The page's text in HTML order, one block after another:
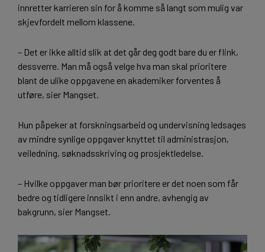
innretter karrieren sin for å komme så langt som mulig var
skjevfordelt mellom klassene.
– Det er ikke alltid slik at det går deg godt bare du er flink,
dessverre. Man må også velge hva man skal prioritere
blant de ulike oppgavene en akademiker forventes å
utføre, sier Mangset.
Hun påpeker at forskningsarbeid og undervisning ledsages
av mindre synlige oppgaver knyttet til administrasjon,
veiledning, søknadsskriving og prosjektledelse.
– Hvilke oppgaver man bør prioritere er det noen som får
bedre og tidligere innsikt i enn andre, avhengig av
bakgrunn, sier Mangset.